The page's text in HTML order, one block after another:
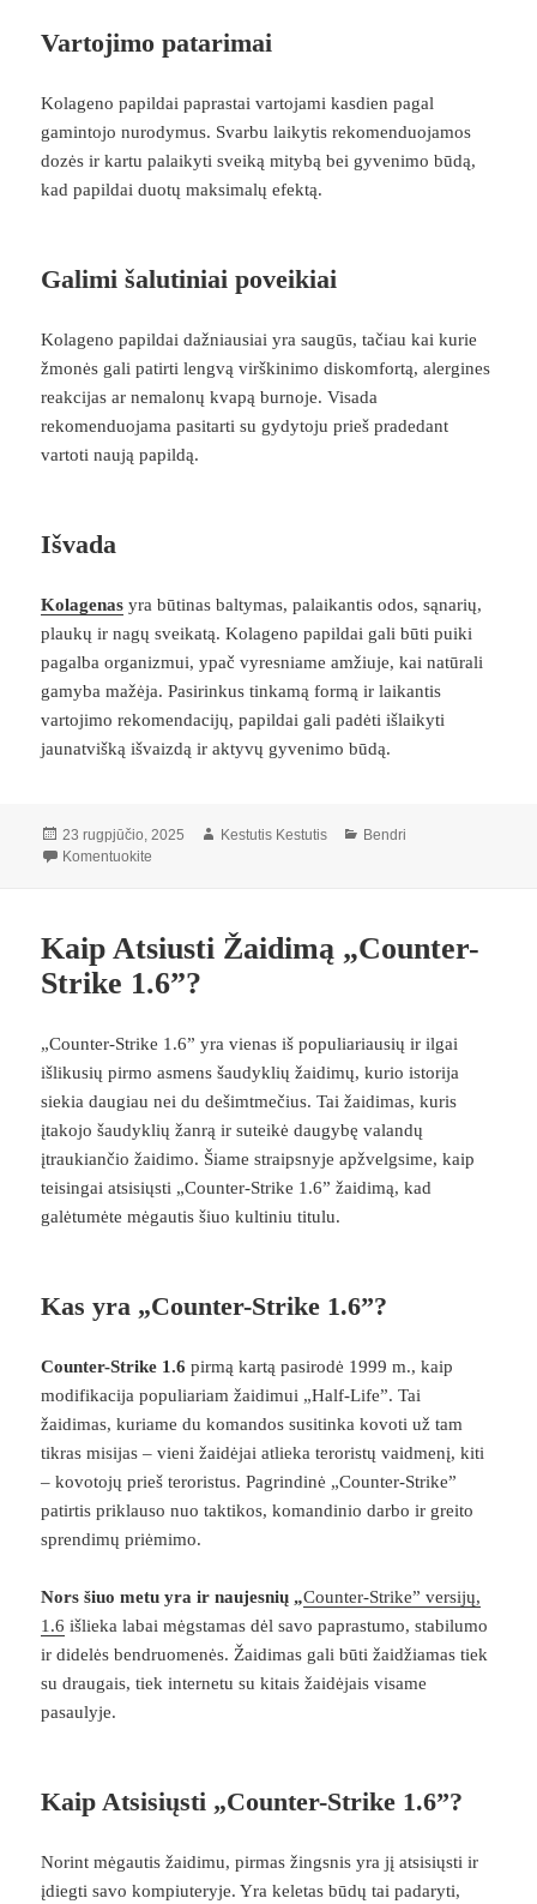
Vartojimo patarimai
Kolageno papildai paprastai vartojami kasdien pagal
gamintojo nurodymus. Svarbu laikytis rekomenduojamos
dozės ir kartu palaikyti sveiką mitybą bei gyvenimo būdą,
kad papildai duotų maksimalų efektą.
Galimi šalutiniai poveikiai
Kolageno papildai dažniausiai yra saugūs, tačiau kai kurie
žmonės gali patirti lengvą virškinimo diskomfortą, alergines
reakcijas ar nemalonų kvapą burnoje. Visada
rekomenduojama pasitarti su gydytoju prieš pradedant
vartoti naują papildą.
Išvada
Kolagenas yra būtinas baltymas, palaikantis odos, sąnarių,
plaukų ir nagų sveikatą. Kolageno papildai gali būti puiki
pagalba organizmui, ypač vyresniame amžiuje, kai natūrali
gamyba mažėja. Pasirinkus tinkamą formą ir laikantis
vartojimo rekomendacijų, papildai gali padėti išlaikyti
jaunatvišką išvaizdą ir aktyvų gyvenimo būdą.
Paskelbta
23 rugpjūčio, 2025 Autorius
Kestutis Kestutis Kategorijos
Bendri
Komentuokite
Kaip Atsiusti Žaidimą „Counter-
Strike 1.6”?
„Counter-Strike 1.6” yra vienas iš populiariausių ir ilgai
išlikusių pirmo asmens šaudyklių žaidimų, kurio istorija
siekia daugiau nei du dešimtmečius. Tai žaidimas, kuris
įtakojo šaudyklių žanrą ir suteikė daugybę valandų
įtraukiančio žaidimo. Šiame straipsnyje apžvelgsime, kaip
teisingai atsisiųsti „Counter-Strike 1.6” žaidimą, kad
galėtumėte mėgautis šiuo kultiniu titulu.
Kas yra „Counter-Strike 1.6”?
Counter-Strike 1.6 pirmą kartą pasirodė 1999 m., kaip
modifikacija populiariam žaidimui „Half-Life”. Tai
žaidimas, kuriame du komandos susitinka kovoti už tam
tikras misijas – vieni žaidėjai atlieka teroristų vaidmenį, kiti
– kovotojų prieš teroristus. Pagrindinė „Counter-Strike”
patirtis priklauso nuo taktikos, komandinio darbo ir greito
sprendimų priėmimo.
Nors šiuo metu yra ir naujesnių „Counter-Strike” versijų,
1.6 išlieka labai mėgstamas dėl savo paprastumo, stabilumo
ir didelės bendruomenės. Žaidimas gali būti žaidžiamas tiek
su draugais, tiek internetu su kitais žaidėjais visame
pasaulyje.
Kaip Atsisiųsti „Counter-Strike 1.6”?
Norint mėgautis žaidimu, pirmas žingsnis yra jį atsisiųsti ir
įdiegti savo kompiuteryje. Yra keletas būdų tai padaryti,